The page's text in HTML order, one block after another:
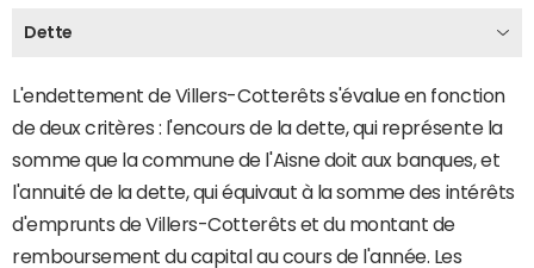
Dette
L'endettement de Villers-Cotterêts s'évalue en fonction
de deux critères : l'encours de la dette, qui représente la
somme que la commune de l'Aisne doit aux banques, et
l'annuité de la dette, qui équivaut à la somme des intérêts
d'emprunts de Villers-Cotterêts et du montant de
remboursement du capital au cours de l'année. Les